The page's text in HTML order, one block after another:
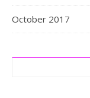
October 2017